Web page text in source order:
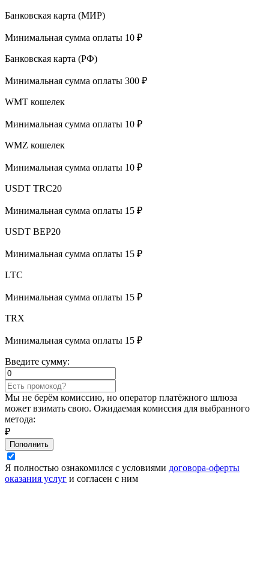
Банковская карта (МИР)
Минимальная сумма оплаты 10 ₽
Банковская карта (РФ)
Минимальная сумма оплаты 300 ₽
WMT кошелек
Минимальная сумма оплаты 10 ₽
WMZ кошелек
Минимальная сумма оплаты 10 ₽
USDT TRC20
Минимальная сумма оплаты 15 ₽
USDT BEP20
Минимальная сумма оплаты 15 ₽
LTC
Минимальная сумма оплаты 15 ₽
TRX
Минимальная сумма оплаты 15 ₽
Введите сумму:
Мы не берём комиссию, но оператор платёжного шлюза
может взимать свою. Ожидаемая комиссия для выбранного
метода:
₽
Пополнить
Я полностью ознакомился с условиями договора-оферты
оказания услуг и согласен с ним